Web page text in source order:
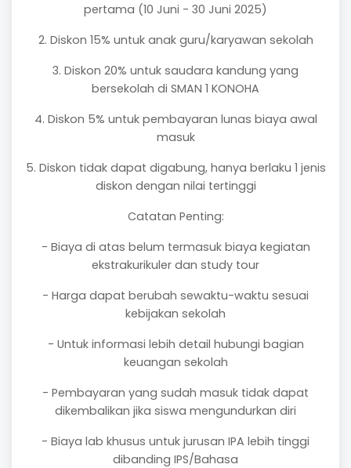
pertama (10 Juni - 30 Juni 2025)
2. Diskon 15% untuk anak guru/karyawan sekolah
3. Diskon 20% untuk saudara kandung yang
bersekolah di SMAN 1 KONOHA
4. Diskon 5% untuk pembayaran lunas biaya awal
masuk
5. Diskon tidak dapat digabung, hanya berlaku 1 jenis
diskon dengan nilai tertinggi
Catatan Penting:
- Biaya di atas belum termasuk biaya kegiatan
ekstrakurikuler dan study tour
- Harga dapat berubah sewaktu-waktu sesuai
kebijakan sekolah
- Untuk informasi lebih detail hubungi bagian
keuangan sekolah
- Pembayaran yang sudah masuk tidak dapat
dikembalikan jika siswa mengundurkan diri
- Biaya lab khusus untuk jurusan IPA lebih tinggi
dibanding IPS/Bahasa